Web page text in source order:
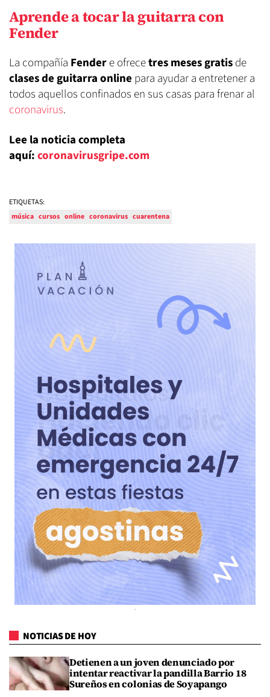
Aprende a tocar la guitarra con
Fender
La compañía Fendere ofrecetres meses gratisde
clases de guitarra onlinepara ayudar a entretener a
todos aquellos confinados en sus casas para frenar al
coronavirus.
Lee la noticia completa
aquí:coronavirusgripe.com
ETIQUETAS:
música cursos online coronavirus cuarentena
NOTICIAS DE HOY
Detienen a un joven denunciado por
intentar reactivar la pandilla Barrio 18
Sureños en colonias de Soyapango